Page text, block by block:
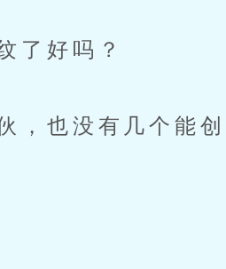
了好吗？
也没有几个能创